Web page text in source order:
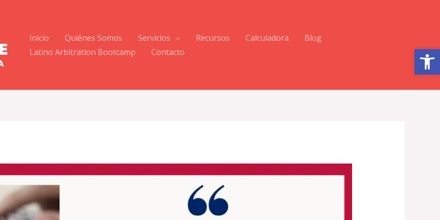
Abrir barra de herramientas
Inicio Quiénes Somos Servicios Recursos Calculadora
Blog
Latino Arbitration Bootcamp
Contacto